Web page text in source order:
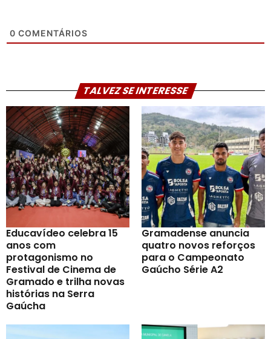
0 COMENTÁRIOS
TALVEZ SE INTERESSE
Educavídeo celebra 15
anos com
protagonismo no
Festival de Cinema de
Gramado e trilha novas
histórias na Serra
Gaúcha
Gramadense anuncia
quatro novos reforços
para o Campeonato
Gaúcho Série A2